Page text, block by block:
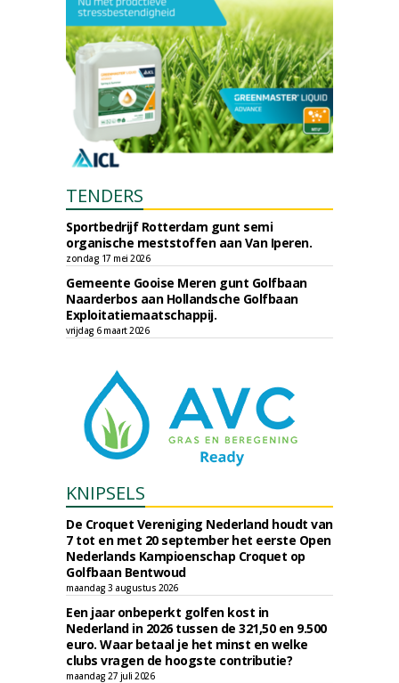
TENDERS
Sportbedrijf Rotterdam gunt semi
organische meststoffen aan Van Iperen.
zondag 17 mei 2026
Gemeente Gooise Meren gunt Golfbaan
Naarderbos aan Hollandsche Golfbaan
Exploitatiemaatschappij.
vrijdag 6 maart 2026
KNIPSELS
De Croquet Vereniging Nederland houdt van
7 tot en met 20 september het eerste Open
Nederlands Kampioenschap Croquet op
Golfbaan Bentwoud
maandag 3 augustus 2026
Een jaar onbeperkt golfen kost in
Nederland in 2026 tussen de 321,50 en 9.500
euro. Waar betaal je het minst en welke
clubs vragen de hoogste contributie?
maandag 27 juli 2026